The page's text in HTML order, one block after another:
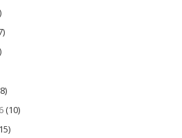
(10)